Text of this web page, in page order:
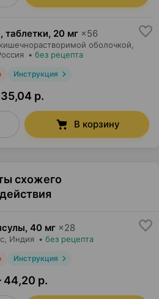
таблетки, 20 мг ×56
оболочкой,
• без рецепта
Инструкция
р.
В корзину
схожего
, 40 мг ×28
, Индия • без рецепта
Инструкция
р.